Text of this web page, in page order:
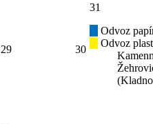
29 30
31
Odvoz
Odvoz